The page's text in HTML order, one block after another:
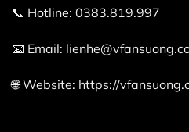
📞 Hotline: 0383.819.997
📧 Email:
🌐 Website: https://